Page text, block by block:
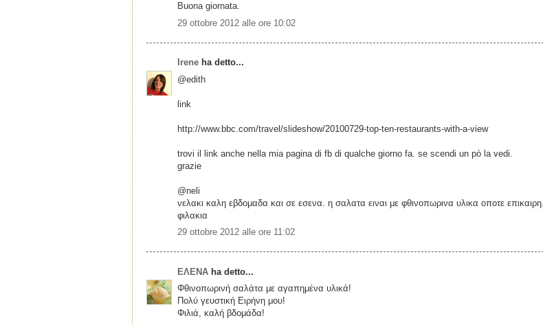
Buona giornata.
29 ottobre 2012 alle ore 10:02
Irene ha detto...
@edith
link
http://www.bbc.com/travel/slideshow/20100729-top-ten-restaurants-with-a-view
trovi il link anche nella mia pagina di fb di qualche giorno fa. se scendi un pò la vedi.
grazie
@neli
νελακι καλη εβδομαδα και σε εσενα. η σαλατα ειναι με φθινοπωρινα υλικα οποτε επικαιρη.
φιλακια
29 ottobre 2012 alle ore 11:02
ΕΛΕΝΑ ha detto...
Φθινοπωρινή σαλάτα με αγαπημένα υλικά!
Πολύ γευστική Ειρήνη μου!
Φιλιά, καλή βδομάδα!